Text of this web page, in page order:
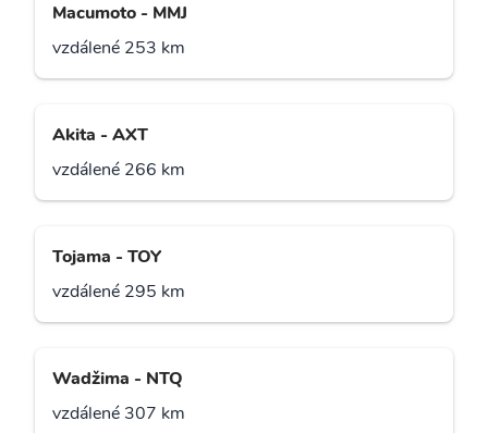
Macumoto - MMJ
vzdálené 253 km
Akita - AXT
vzdálené 266 km
Tojama - TOY
vzdálené 295 km
Wadžima - NTQ
vzdálené 307 km